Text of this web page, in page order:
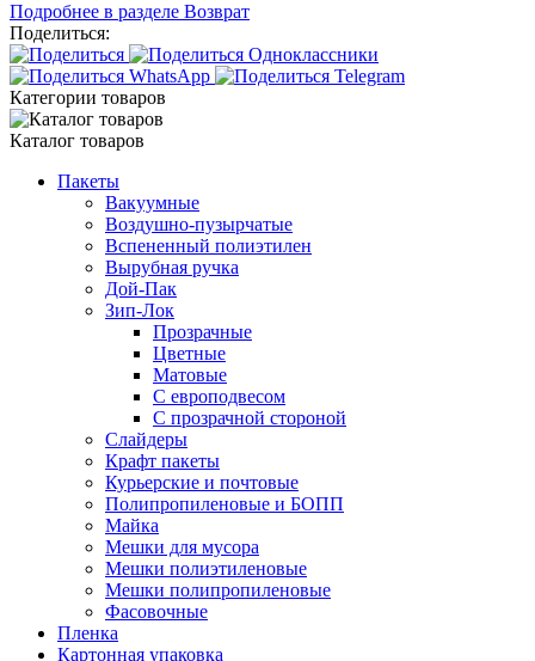
Подробнее в разделе Возврат
Поделиться:
Категории товаров
Каталог товаров
Пакеты
Вакуумные
Воздушно-пузырчатые
Вспененный полиэтилен
Вырубная ручка
Дой-Пак
Зип-Лок
Прозрачные
Цветные
Матовые
С европодвесом
С прозрачной стороной
Слайдеры
Крафт пакеты
Курьерские и почтовые
Полипропиленовые и БОПП
Майка
Мешки для мусора
Мешки полиэтиленовые
Мешки полипропиленовые
Фасовочные
Пленка
Картонная упаковка